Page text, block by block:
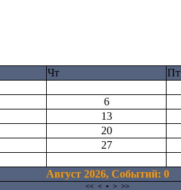
Чт Пт
6
13
20
27
Август 2026, Cобытий: 0
<< < • > >>